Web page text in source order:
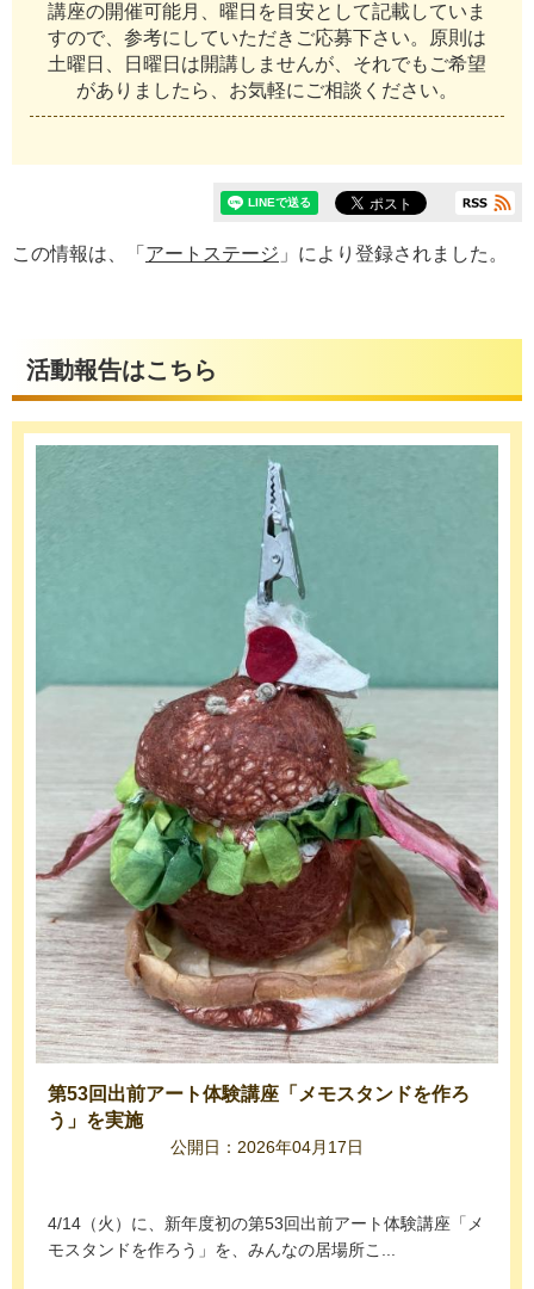
講座の開催可能月、曜日を目安として記載していま
すので、参考にしていただきご応募下さい。原則は
土曜日、日曜日は開講しませんが、それでもご希望
がありましたら、お気軽にご相談ください。
この情報は、「 アートステージ 」により登録されました。
活動報告はこちら
第53回出前アート体験講座「メモスタンドを作ろ
う」を実施
公開日：2026年04月17日
4/14（火）に、新年度初の第53回出前アート体験講座「メ
モスタンドを作ろう」を、みんなの居場所こ...